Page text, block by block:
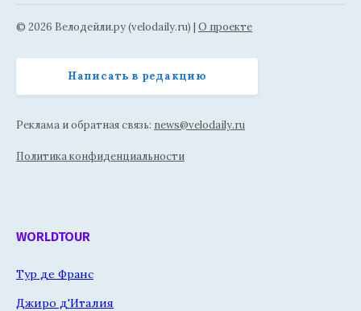
© 2026 Велодейли.ру (velodaily.ru) | О проекте
Написать в редакцию
Реклама и обратная связь: news@velodaily.ru
Политика конфиденциальности
WORLDTOUR
Тур де Франс
Джиро д'Италия